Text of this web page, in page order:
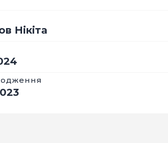
Нікіта